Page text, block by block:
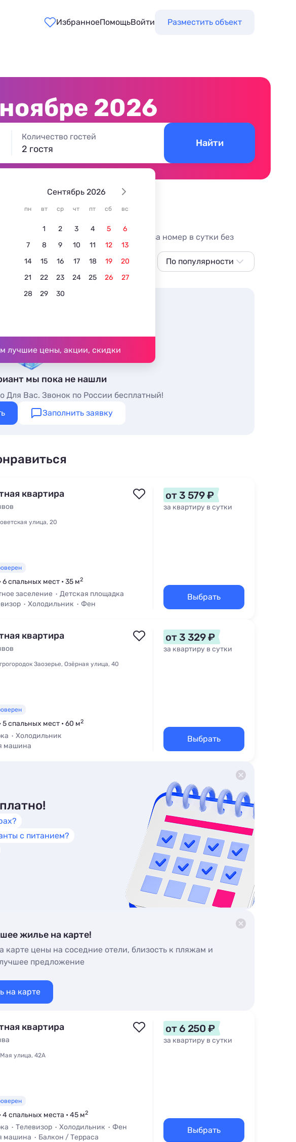
ИзбранноеПомощьВойти Разместить объект
2026
Сентябрь 2026
пн вт ср чт пт сб вс
1 2 3 4 5
6
7
8 9 10 11 12
13
14
15 16 17 18 19
20
21
22 23 24 25 26
27
28
29 30
лучшие цены, акции, скидки
Количество гостей
2 гостя
Найти
ноябре 2026. Цены от 2497 рублей за номер в сутки без
По популярности
мы пока не нашли
Вас. Звонок по России бесплатный!
Заполнить заявку
квартира
улица, 20
6 спальных мест • 35 м2
заселение
Детская площадка
Холодильник Фен
от 3 579 ₽
за квартиру в сутки
Выбрать
квартира
Заозерье, Озёрная улица, 40
5 спальных мест • 60 м2
Холодильник
машина
от 3 329 ₽
за квартиру в сутки
Выбрать
с питанием?
жилье на карте!
карте цены на соседние отели, близость к пляжам и
предложение
на карте
квартира
улица, 42А
4 спальных места • 45 м2
Телевизор Холодильник
Фен
машина
Балкон / Терраса
от 6 250 ₽
за квартиру в сутки
Выбрать